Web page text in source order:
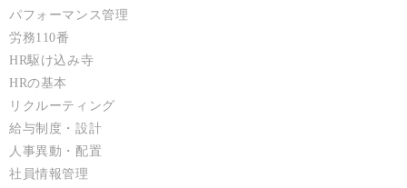
パフォーマンス管理
労務110番
HR駆け込み寺
HRの基本
リクルーティング
給与制度・設計
人事異動・配置
社員情報管理